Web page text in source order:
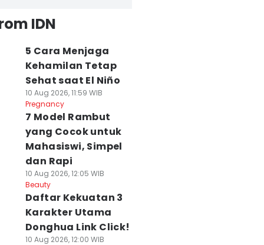
IDN
5 Cara Menjaga
Kehamilan Tetap
Sehat saat El Niño
10 Aug 2026, 11:59 WIB
Pregnancy
7 Model Rambut
yang Cocok untuk
Mahasiswi, Simpel
dan Rapi
10 Aug 2026, 12:05 WIB
Beauty
Daftar Kekuatan 3
Karakter Utama
Donghua Link Click!
10 Aug 2026, 12:00 WIB